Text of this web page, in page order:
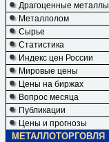
Драгоценные металлы
Металлолом
Сырье
Статистика
Индекс цен России
Мировые цены
Цены на биржах
Вопрос месяца
Публикации
Цены и прогнозы
МЕТАЛЛОТОРГОВЛЯ